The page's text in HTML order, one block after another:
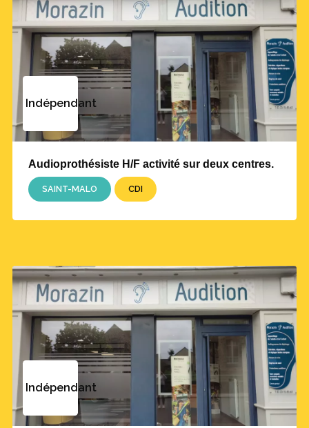
Indépendant
Audioprothésiste H/F activité sur deux centres.
SAINT-MALO CDI
Indépendant